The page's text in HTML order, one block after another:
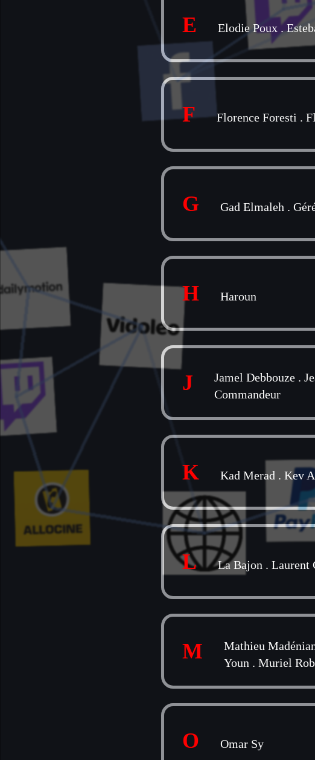
E Elodie Poux .
F Florence Foresti .
G Gad Elmaleh .
H Haroun
J Jamel Debbouze .
Commandeur
K Kad Merad . Kev
L La Bajon . Laurent
M Mathieu
Youn . Muriel
O Omar Sy